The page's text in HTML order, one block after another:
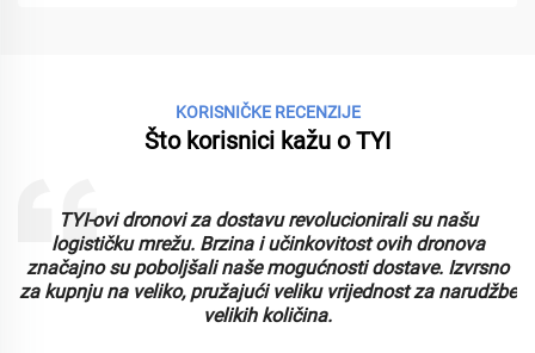
KORISNIČKE RECENZIJE
Što korisnici kažu o TYI
TYI-ovi dronovi za dostavu revolucionirali su našu
logističku mrežu. Brzina i učinkovitost ovih dronova
značajno su poboljšali naše mogućnosti dostave. Izvrsno
za kupnju na veliko, pružajući veliku vrijednost za narudžbe
velikih količina.